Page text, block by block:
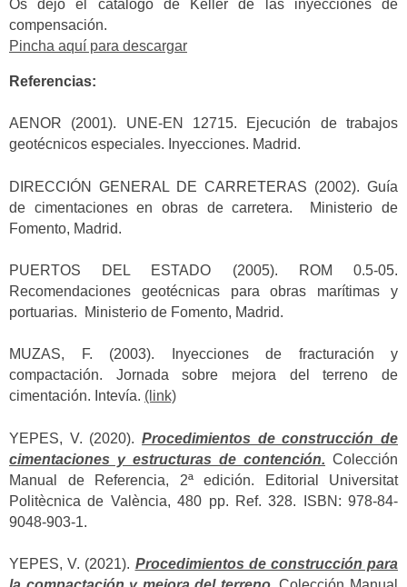
Os dejo el catálogo de Keller de las inyecciones de
compensación.
Pincha aquí para descargar
Referencias:
AENOR (2001). UNE-EN 12715. Ejecución de trabajos
geotécnicos especiales. Inyecciones. Madrid.
DIRECCIÓN GENERAL DE CARRETERAS (2002). Guía
de cimentaciones en obras de carretera. Ministerio de
Fomento, Madrid.
PUERTOS DEL ESTADO (2005). ROM 0.5-05.
Recomendaciones geotécnicas para obras marítimas y
portuarias. Ministerio de Fomento, Madrid.
MUZAS, F. (2003). Inyecciones de fracturación y
compactación. Jornada sobre mejora del terreno de
cimentación. Intevía. (link)
YEPES, V. (2020). Procedimientos de construcción de
cimentaciones y estructuras de contención. Colección
Manual de Referencia, 2ª edición. Editorial Universitat
Politècnica de València, 480 pp. Ref. 328. ISBN: 978-84-
9048-903-1.
YEPES, V. (2021). Procedimientos de construcción para